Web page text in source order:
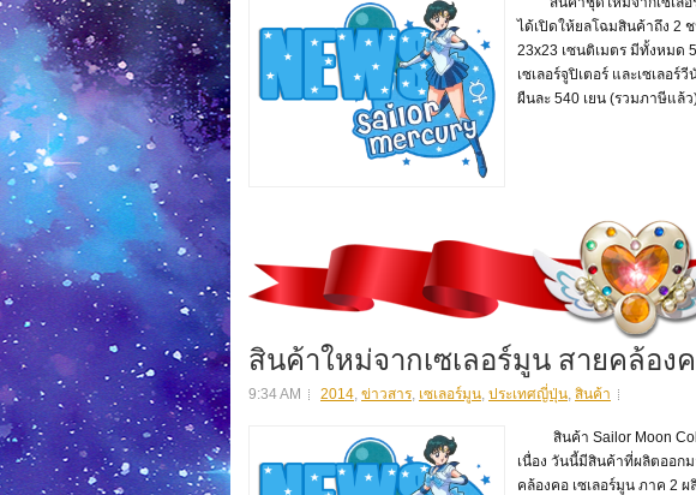
ได้เปิดให้ยลโฉมสินค้าถึง 2
23x23 เซนติเมตร มีทั้งหมด
เซเลอร์จูปิเตอร์ และเซเลอ
ผืนละ 540 เยน (รวมภาษี
สินค้าใหม่จากเซเลอร์มูน สายคล้อง
9:34 AM 2014, ข่าวสาร, เซเลอร์มูน, ประเทศญี่ปุ่น, สินค้า
สินค้า Sailor Moon
เนื่อง วันนี้มีสินค้าที่ผลิตออก
คล้องคอ เซเลอร์มูน ภาค 2